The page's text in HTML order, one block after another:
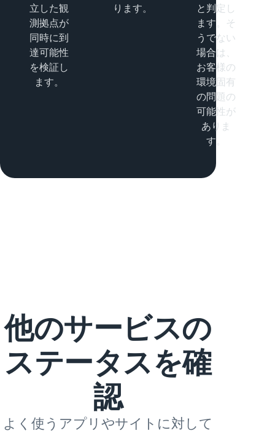
立した観
測拠点が
同時に到
達可能性
を検証し
ます。
ります。
と判定し
ます。そ
うでない
場合は、
お客様の
環境固有
の問題の
可能性が
ありま
す。
他のサービスの
ステータスを確
認
よく使うアプリやサイトに対して